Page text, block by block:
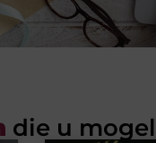
die u